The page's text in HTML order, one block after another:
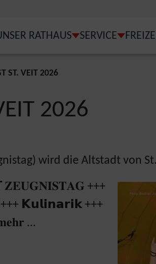
FOR "UNSER ST. VEIT"
RATHAUS
SUBMENU FOR
SERVICE
ST. VEIT 2026
2026
wird die Altstadt von
𝐙𝐄𝐔𝐆𝐍𝐈𝐒𝐓𝐀𝐆 +++
+++ 𝗞𝘂𝗹𝗶𝗻𝗮𝗿𝗶𝗸 +++
...